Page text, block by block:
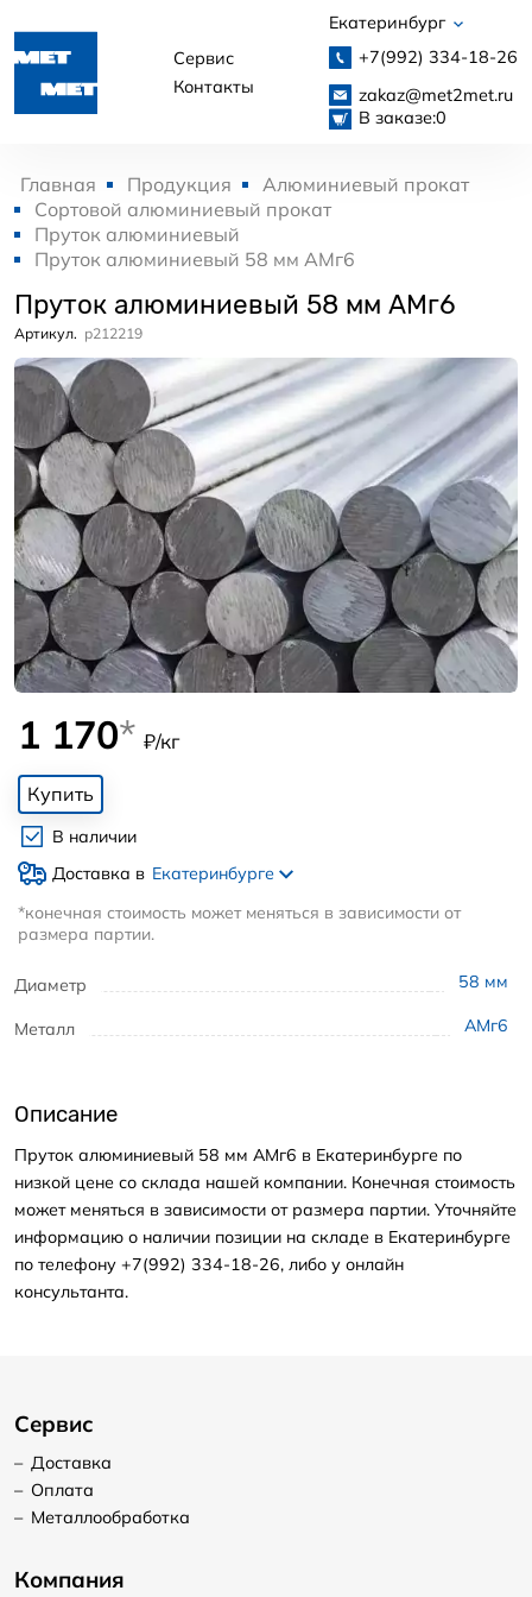
Сервис
Контакты
Екатеринбург
+7(992) 334-18-26
zakaz@met2met.ru
В заказе:0
Главная Продукция
Алюминиевый прокат
Сортовой алюминиевый прокат
Пруток алюминиевый
Пруток алюминиевый 58 мм АМг6
Пруток алюминиевый 58 мм АМг6
Артикул. p212219
Диаметр 58 мм
Металл АМг6
1 170* ₽/кг
Купить
В наличии
Доставка в Екатеринбурге
*конечная стоимость может меняться в зависимости от
размера партии.
Описание
Пруток алюминиевый 58 мм АМг6 в Екатеринбурге по
низкой цене со склада нашей компании. Конечная стоимость
может меняться в зависимости от размера партии. Уточняйте
информацию о наличии позиции на складе в Екатеринбурге
по телефону +7(992) 334-18-26, либо у онлайн
консультанта.
Сервис
– Доставка
– Оплата
– Металлообработка
Компания